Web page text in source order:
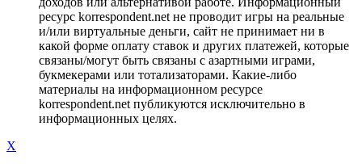
ресурс korrespondent.net не проводит игры на реальные
и/или виртуальные деньги, сайт не принимает ни в
какой форме оплату ставок и других платежей, которые
связаны/могут быть связаны с азартными играми,
букмекерами или тотализаторами. Какие-либо
материалы на информационном ресурсе
korrespondent.net публикуются исключительно в
информационных целях.
X